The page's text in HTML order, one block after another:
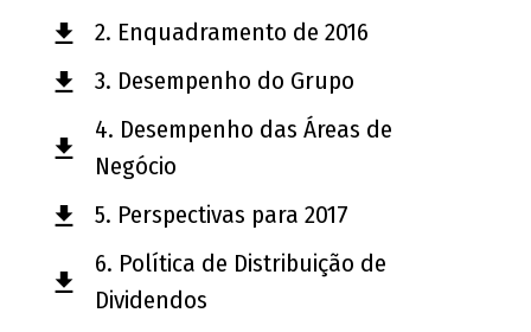
2. Enquadramento de 2016
3. Desempenho do Grupo
4. Desempenho das Áreas de
Negócio
5. Perspectivas para 2017
6. Política de Distribuição de
Dividendos